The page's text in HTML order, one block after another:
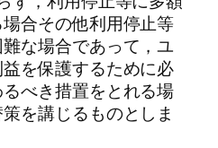
合その他利用停止等
な場合であって，ユ
を保護するために必
べき措置をとれる場
を講じるものとしま